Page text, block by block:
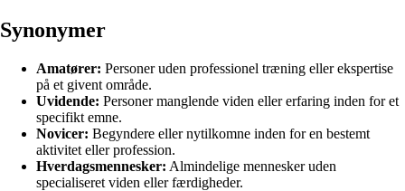
Synonymer
Amatører: Personer uden professionel træning eller ekspertise
på et givent område.
Uvidende: Personer manglende viden eller erfaring inden for et
specifikt emne.
Novicer: Begyndere eller nytilkomne inden for en bestemt
aktivitet eller profession.
Hverdagsmennesker: Almindelige mennesker uden
specialiseret viden eller færdigheder.